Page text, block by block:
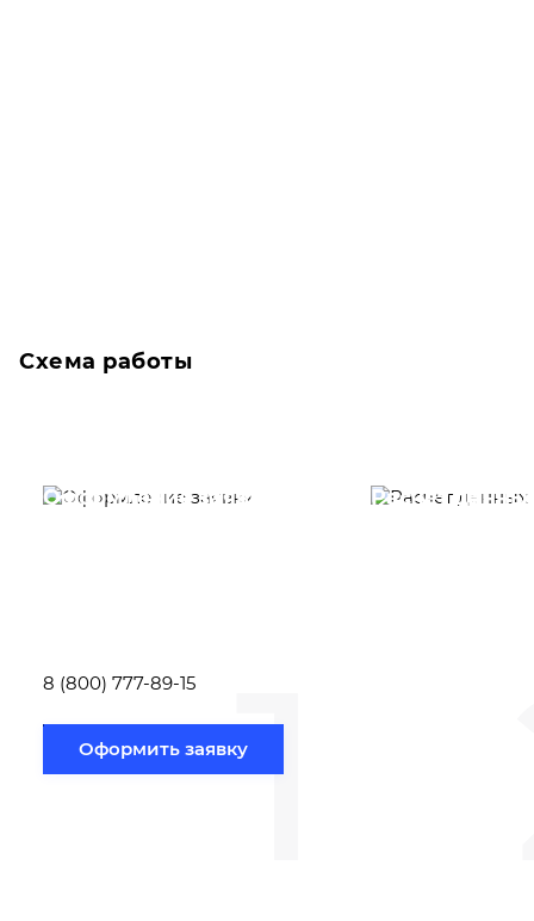
Схема работы
1
Оформление заявки
8 (800) 777-89-15
Оформить заявку
Расчет